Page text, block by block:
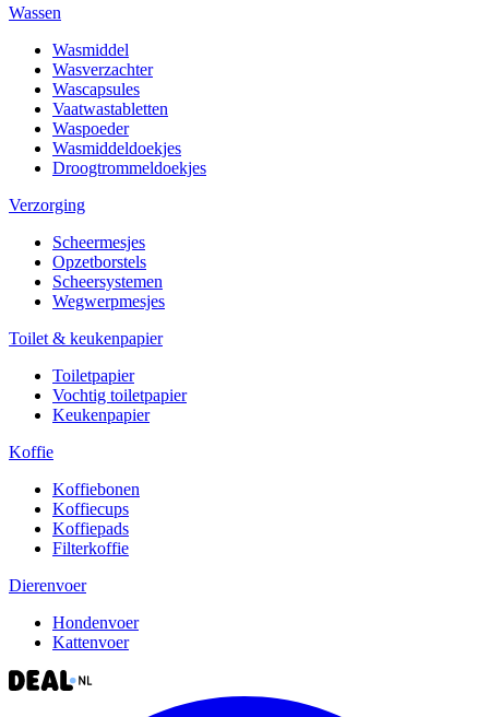
Wassen
Wasmiddel
Wasverzachter
Wascapsules
Vaatwastabletten
Waspoeder
Wasmiddeldoekjes
Droogtrommeldoekjes
Verzorging
Scheermesjes
Opzetborstels
Scheersystemen
Wegwerpmesjes
Toilet & keukenpapier
Toiletpapier
Vochtig toiletpapier
Keukenpapier
Koffie
Koffiebonen
Koffiecups
Koffiepads
Filterkoffie
Dierenvoer
Hondenvoer
Kattenvoer